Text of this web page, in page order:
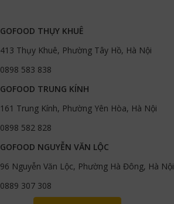
GOFOOD THỤY KHUÊ
413 Thụy Khuê, Phường Tây Hồ, Hà Nội
0898 583 838
GOFOOD TRUNG KÍNH
161 Trung Kính, Phường Yên Hòa, Hà Nội
0898 582 828
GOFOOD NGUYỄN VĂN LỘC
96 Nguyễn Văn Lộc, Phường Hà Đông, Hà Nội
0889 307 308